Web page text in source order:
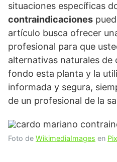
situaciones específicas
contraindicaciones
artículo busca ofrecer
profesional para que
alternativas naturales de
fondo esta planta y la
informada y segura,
de un profesional de la
Foto de WikimediaImages en